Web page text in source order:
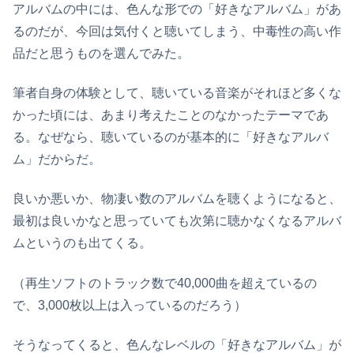
アルバムの中には、色んな形での「好きなアルバム」があ
るのだが、今回は気付くと聴いてしまう、中毒性の高い作
品だと思うものを選んでみた。
筆者自身の体験として、聴いている音楽がそれほど多くな
かった頃には、あまり考えたことのなかったテーマであ
る。なぜなら、聴いているのが基本的に「好きなアルバ
ム」だからだ。
良いか悪いか、物凄い数のアルバムを聴くようになると、
最初は良いかなと思っていても次第に聴かなくなるアルバ
ムというのも出てくる。
（再生ソフトのトラック数で40,000曲を超えているの
で、3,000枚以上は入っているのだろう）
そうなってくると、色んなレベルの「好きなアルバム」が